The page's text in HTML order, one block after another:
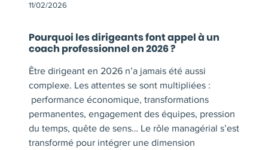
11/02/2026
Pourquoi les dirigeants font appel à un
coach professionnel en 2026 ?
Être dirigeant en 2026 n’a jamais été aussi
complexe. Les attentes se sont multipliées :
performance économique, transformations
permanentes, engagement des équipes, pression
du temps, quête de sens… Le rôle managérial s’est
transformé pour intégrer une dimension